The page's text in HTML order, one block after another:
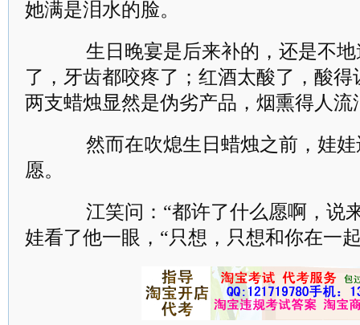
她满是泪水的脸。
生日晚宴是后来补的，还是不地
了，牙齿都咬疼了；红酒太酸了，酸
两支蜡烛显然是伪劣产品，烟熏得人流
然而在吹熄生日蜡烛之前，娃娃
愿。
江笑问：“都许了什么愿啊，说来
娃看了他一眼，“只想，只想和你在一